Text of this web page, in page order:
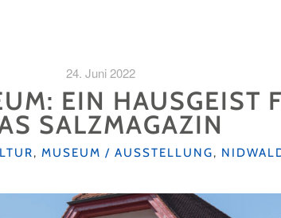
24. Juni 2022
EIN HAUSGEIST
SALZMAGAZIN
, MUSEUM / AUSSTELLUNG,